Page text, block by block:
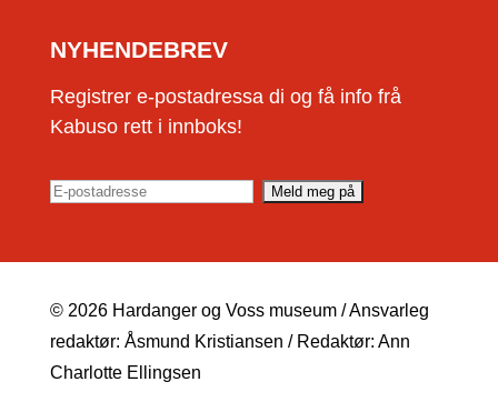
NYHENDEBREV
Registrer e-postadressa di og få info frå
Kabuso rett i innboks!
© 2026 Hardanger og Voss museum / Ansvarleg
redaktør: Åsmund Kristiansen / Redaktør: Ann
Charlotte Ellingsen